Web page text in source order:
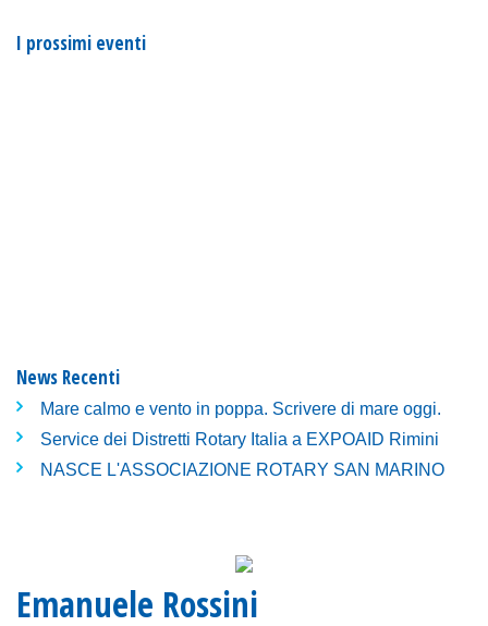
I prossimi eventi
News Recenti
Mare calmo e vento in poppa. Scrivere di mare oggi.
Service dei Distretti Rotary Italia a EXPOAID Rimini
NASCE L'ASSOCIAZIONE ROTARY SAN MARINO
Emanuele Rossini